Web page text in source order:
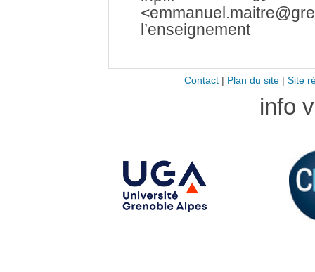
l’enseignement
Contact| Plan du site| Site
info